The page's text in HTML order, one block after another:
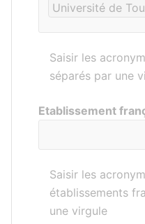
Université de
Saisir les
séparés par une
Etablissement
Saisir les
établissements
une virgule